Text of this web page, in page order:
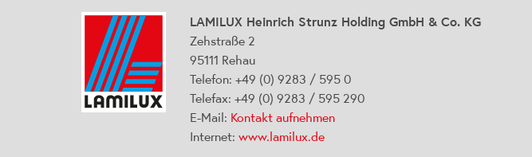
LAMILUX Heinrich Strunz Holding GmbH & Co. KG
Zehstraße 2
95111 Rehau
Telefon: +49 (0) 9283 / 595 0
Telefax: +49 (0) 9283 / 595 290
E-Mail: Kontakt aufnehmen
Internet: www.lamilux.de